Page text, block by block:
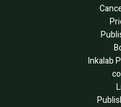
Inkalab